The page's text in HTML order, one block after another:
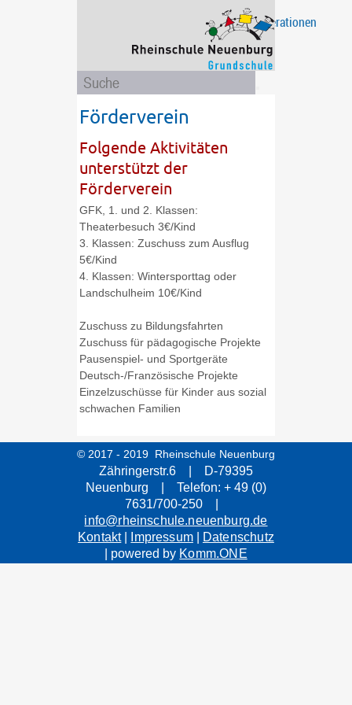
Ganztagsschule
Das
sind
wir
Kooperationen
Förderverein
Folgende Aktivitäten
unterstützt der
Förderverein
GFK, 1. und 2. Klassen:
Theaterbesuch 3€/Kind
3. Klassen: Zuschuss zum Ausflug
5€/Kind
4. Klassen: Wintersporttag oder
Landschulheim 10€/Kind
Zuschuss zu Bildungsfahrten
Zuschuss für pädagogische Projekte
Pausenspiel- und Sportgeräte
Deutsch-/Französische Projekte
Einzelzuschüsse für Kinder aus sozial
schwachen Familien
© 2017 - 2019 Rheinschule Neuenburg
Zähringerstr.6 | D-79395
Neuenburg | Telefon: + 49 (0)
7631/700-250 |
info@rheinschule.neuenburg.de
Kontakt| Impressum|
Datenschutz
| powered by Komm.ONE